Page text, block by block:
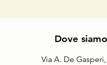
Dove siamo
Via A. De Gasperi,